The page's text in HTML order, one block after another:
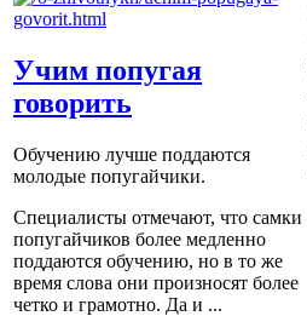
Учим попугая
говорить
Обучению лучше поддаются
молодые попугайчики.
Специалисты отмечают, что самки
попугайчиков более медленно
поддаются обучению, но в то же
время слова они произносят более
четко и грамотно. Да и ...